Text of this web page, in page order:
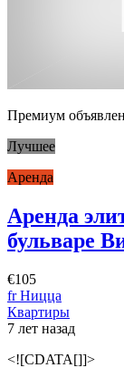
Премиум
Лучшее
Аренда
Аренда
бульваре
€105
fr Ницца
Квартиры
7 лет назад
<![CDATA[]]>